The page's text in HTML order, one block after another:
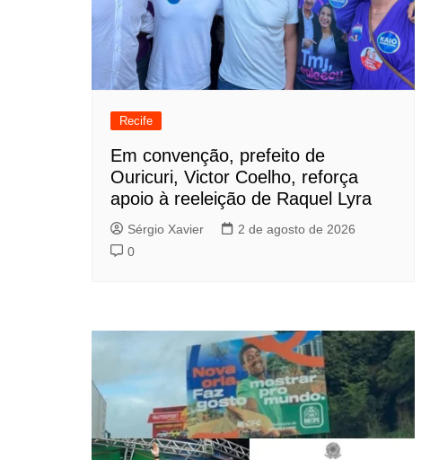
Recife
Em convenção, prefeito de
Ouricuri, Victor Coelho, reforça
apoio à reeleição de Raquel Lyra
Sérgio Xavier
2 de agosto de 2026
0